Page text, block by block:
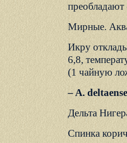
Мирные.
Икру
6,8,
(1 чайную
– A.
Дельта
Спинка